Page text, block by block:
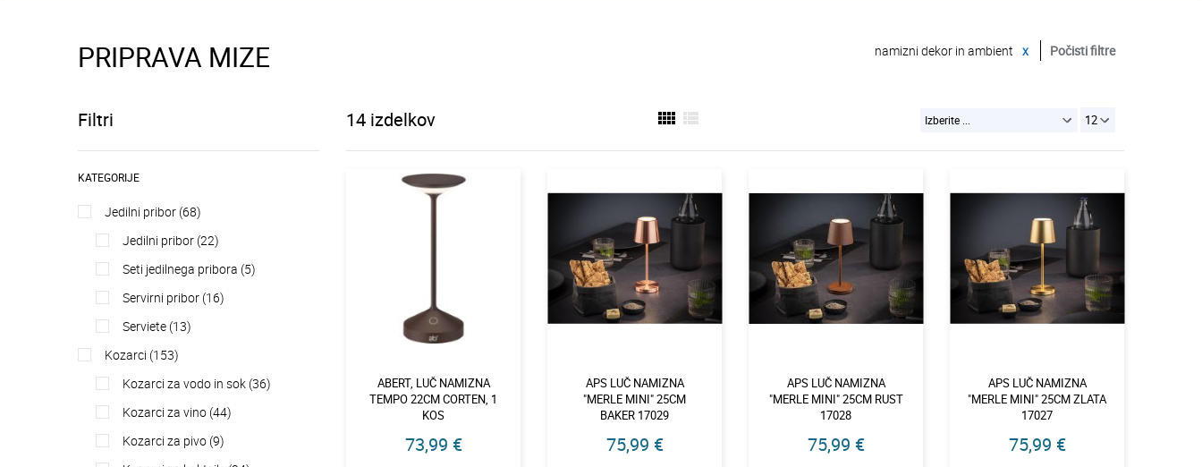
PRIPRAVA MIZE namizni dekor in ambient x Počisti filtre
Filtri 14 izdelkov view_comfy view_list
KATEGORIJE
jedilni pribor (68)
jedilni pribor (22)
seti jedilnega pribora (5)
servirni pribor (16)
serviete (13)
kozarci (153)
kozarci za vodo in sok (36)
kozarci za vino (44)
kozarci za pivo (9)
ABERT, LUČ NAMIZNA
TEMPO 22CM CORTEN, 1
KOS
73,99 €
APS LUČ NAMIZNA
"MERLE MINI" 25CM
BAKER 17029
75,99 €
APS LUČ NAMIZNA
"MERLE MINI" 25CM RUST
17028
75,99 €
APS LUČ NAMIZNA
"MERLE MINI" 25CM ZLATA
17027
75,99 €